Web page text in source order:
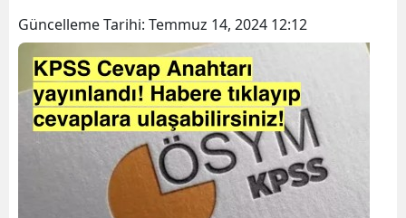
Güncelleme Tarihi: Temmuz 14, 2024 12:12